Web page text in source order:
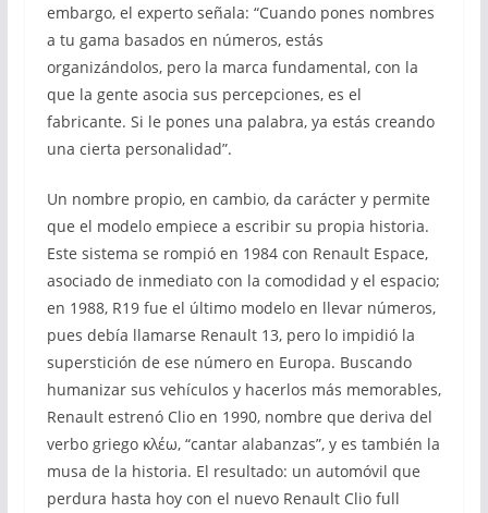
embargo, el experto señala: “Cuando pones nombres
a tu gama basados en números, estás
organizándolos, pero la marca fundamental, con la
que la gente asocia sus percepciones, es el
fabricante. Si le pones una palabra, ya estás creando
una cierta personalidad”.
Un nombre propio, en cambio, da carácter y permite
que el modelo empiece a escribir su propia historia.
Este sistema se rompió en 1984 con Renault Espace,
asociado de inmediato con la comodidad y el espacio;
en 1988, R19 fue el último modelo en llevar números,
pues debía llamarse Renault 13, pero lo impidió la
superstición de ese número en Europa. Buscando
humanizar sus vehículos y hacerlos más memorables,
Renault estrenó Clio en 1990, nombre que deriva del
verbo griego κλέω, “cantar alabanzas”, y es también la
musa de la historia. El resultado: un automóvil que
perdura hasta hoy con el nuevo Renault Clio full